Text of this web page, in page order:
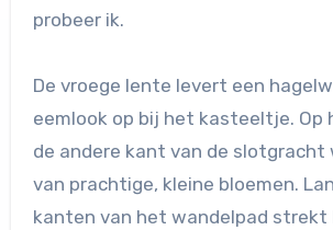
probeer ik.
De vroege lente levert een
eemlook op bij het kasteeltje. Op
de andere kant van de
van prachtige, kleine bloemen.
kanten van het wandelpad strekt